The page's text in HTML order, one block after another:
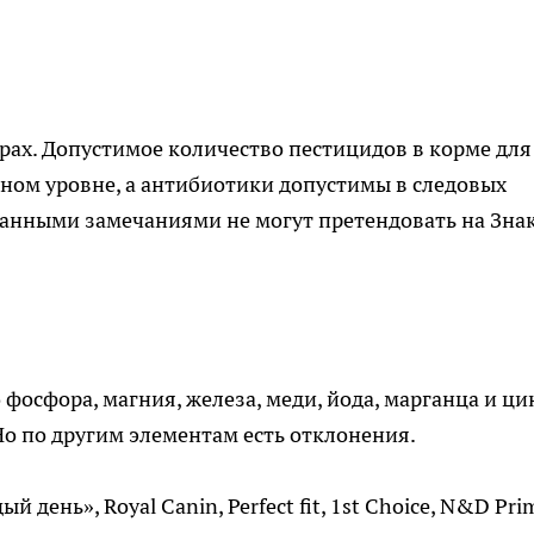
Допустимое количество пестицидов в корме для
уровне, а антибиотики допустимы в следовых
замечаниями не могут претендовать на
магния, железа, меди, йода, марганца и
по другим элементам есть отклонения.
день», Royal Сanin, Perfect fit, 1st Choice, N&D